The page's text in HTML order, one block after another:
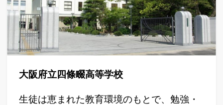
大阪府立四條畷高等学校
生徒は恵まれた教育環境のもとで、勉強・